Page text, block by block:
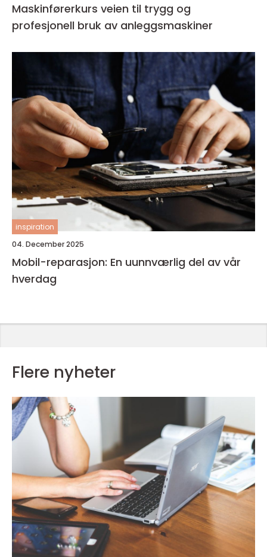
Maskinførerkurs veien til trygg og
profesjonell bruk av anleggsmaskiner
inspiration
04. December 2025
Mobil-reparasjon: En uunnværlig del av vår
hverdag
Flere nyheter